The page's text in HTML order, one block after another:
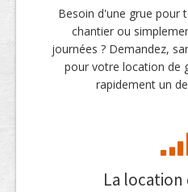
Besoin d'une grue pour
chantier ou
journées ? Demandez,
pour votre location de
rapidement un
La